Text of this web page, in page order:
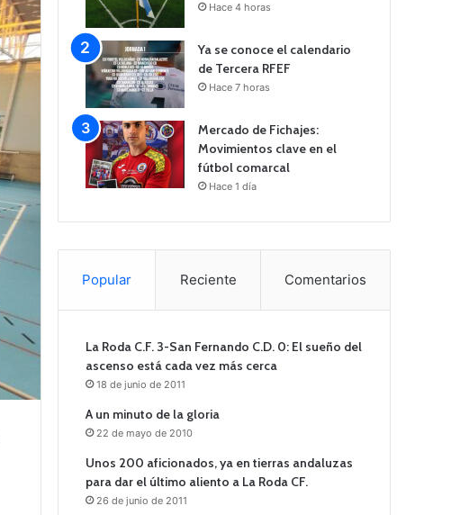
Hace 4 horas
Ya se conoce el calendario
de Tercera RFEF
Hace 7 horas
Mercado de Fichajes:
Movimientos clave en el
fútbol comarcal
Hace 1 día
Popular Reciente Comentarios
La Roda C.F. 3-San Fernando C.D. 0: El sueño del
ascenso está cada vez más cerca
18 de junio de 2011
A un minuto de la gloria
22 de mayo de 2010
Unos 200 aficionados, ya en tierras andaluzas
para dar el último aliento a La Roda CF.
26 de junio de 2011